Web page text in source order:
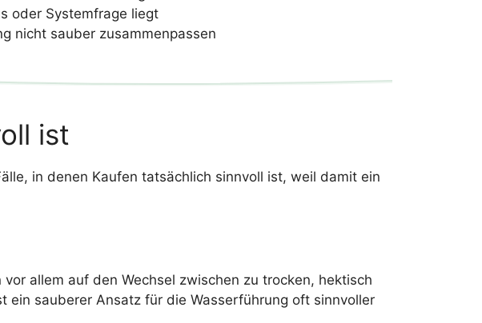
oder Systemfrage liegt
nicht sauber zusammenpassen
ist
in denen Kaufen tatsächlich sinnvoll ist, weil damit ein
allem auf den Wechsel zwischen zu trocken, hektisch
ein sauberer Ansatz für die Wasserführung oft sinnvoller